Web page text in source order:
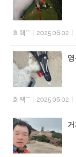
희택** 2025.06.02
희택** 2025.06.02